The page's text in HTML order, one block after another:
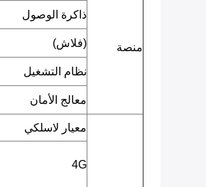
منصة
ذاكرة الوصول
(فلاش)
نظام التشغيل
معالج الأمان
معيار لاسلكي
4G